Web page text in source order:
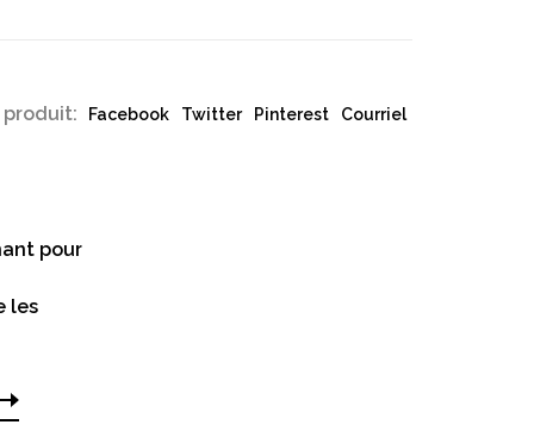
Facebook Twitter Pinterest Courriel
pour
les